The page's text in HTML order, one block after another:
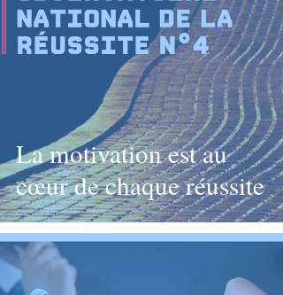
La motivation est au
cœur de chaque réussite